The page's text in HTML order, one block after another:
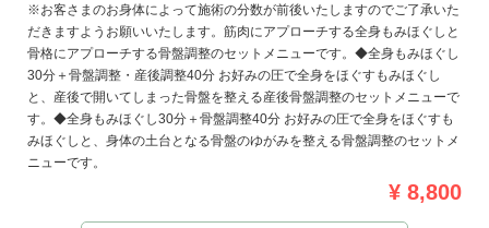
※お客さまのお身体によって施術の分数が前後いたしますのでご了承いた
だきますようお願いいたします。筋肉にアプローチする全身もみほぐしと
骨格にアプローチする骨盤調整のセットメニューです。◆全身もみほぐし
30分＋骨盤調整・産後調整40分 お好みの圧で全身をほぐすもみほぐし
と、産後で開いてしまった骨盤を整える産後骨盤調整のセットメニューで
す。◆全身もみほぐし30分＋骨盤調整40分 お好みの圧で全身をほぐすも
みほぐしと、身体の土台となる骨盤のゆがみを整える骨盤調整のセットメ
ニューです。
¥ 8,800